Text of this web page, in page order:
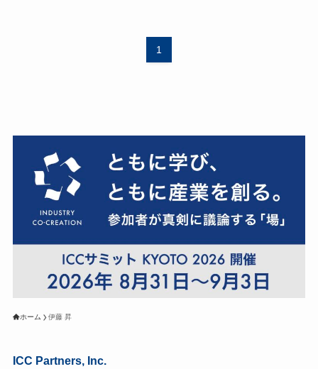
1
ホーム 伊藤 昇
ICC Partners, Inc.